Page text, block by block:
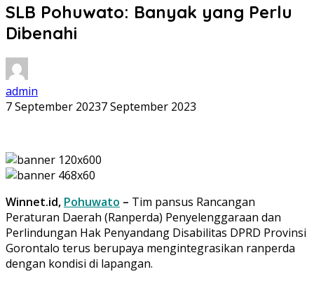
SLB Pohuwato: Banyak yang Perlu
Dibenahi
admin
7 September 20237 September 2023
Winnet.id, Pohuwato – Tim pansus Rancangan
Peraturan Daerah (Ranperda) Penyelenggaraan dan
Perlindungan Hak Penyandang Disabilitas DPRD Provinsi
Gorontalo terus berupaya mengintegrasikan ranperda
dengan kondisi di lapangan.